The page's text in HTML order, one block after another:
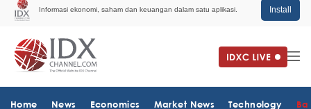
Informasi ekonomi, saham dan keuangan dalam satu aplikasi. Install
Home News Economics Market News Technology